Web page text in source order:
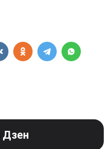
Дзен